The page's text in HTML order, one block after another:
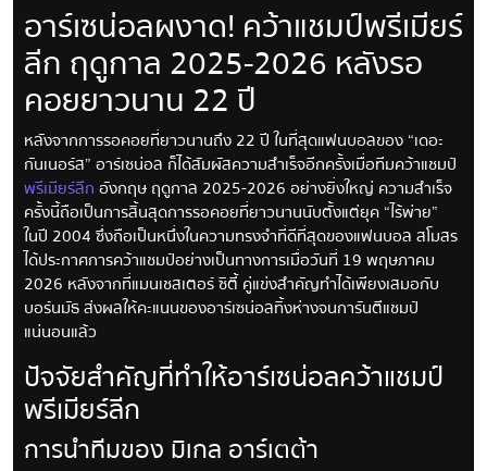
อาร์เซน่อลผงาด! คว้าแชมป์พรีเมียร์
ลีก ฤดูกาล 2025-2026 หลังรอ
คอยยาวนาน 22 ปี
หลังจากการรอคอยที่ยาวนานถึง 22 ปี ในที่สุดแฟนบอลของ “เดอะ
กันเนอร์ส” อาร์เซน่อล ก็ได้สัมผัสความสำเร็จอีกครั้งเมื่อทีมคว้าแชมป์
พรีเมียร์ลีก อังกฤษ ฤดูกาล 2025-2026 อย่างยิ่งใหญ่ ความสำเร็จ
ครั้งนี้ถือเป็นการสิ้นสุดการรอคอยที่ยาวนานนับตั้งแต่ยุค “ไร้พ่าย”
ในปี 2004 ซึ่งถือเป็นหนึ่งในความทรงจำที่ดีที่สุดของแฟนบอล สโมสร
ได้ประกาศการคว้าแชมป์อย่างเป็นทางการเมื่อวันที่ 19 พฤษภาคม
2026 หลังจากที่แมนเชสเตอร์ ซิตี้ คู่แข่งสำคัญทำได้เพียงเสมอกับ
บอร์นมัธ ส่งผลให้คะแนนของอาร์เซน่อลทิ้งห่างจนการันตีแชมป์
แน่นอนแล้ว
ปัจจัยสำคัญที่ทำให้อาร์เซน่อลคว้าแชมป์
พรีเมียร์ลีก
การนำทีมของ มิเกล อาร์เตต้า